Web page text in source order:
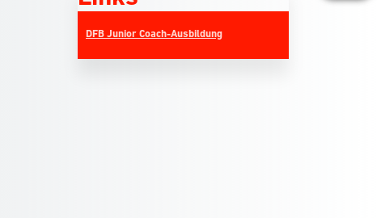
DFB Junior Coach-Ausbildung